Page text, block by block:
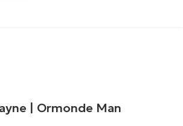
| Ormonde Man